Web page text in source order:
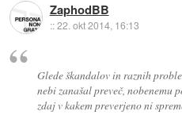
ZaphodBB
::22. okt 2014, 16:13
Glede škandalov in raznih
nebi zanašal preveč,
zdaj v kakem preverjeno ni